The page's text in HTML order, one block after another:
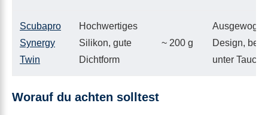
Scubapro
Synergy
Twin
Hochwertiges
Silikon, gute
Dichtform
~ 200 g
Design,
unter
Worauf du achten solltest